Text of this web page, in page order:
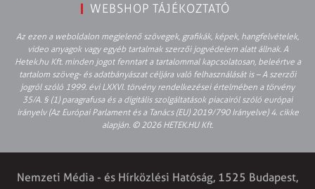
WEBSHOP TÁJÉKOZTATÓ
Az ezen a weboldalon megjelenő szövegek, grafikák, képek, hangfelvételek,
video anyagok vagy egyéb tartalmak szerzői jogvédelem alatt állnak. A
Hetek.hu Kft. minden jogot fenntart a tartalommal kapcsolatosan, beleértve a
tartalom szöveg- és adatbányászat céljára való felhasználását is – A szerzői
jogról szóló 1999. évi LXXVI. törvény rendelkezései értelmében a törvény
35/A. § (1) paragrafusa és a digitális szolgáltatások piacairól szóló európai
irányelv (Az Európai Parlament és a Tanács (EU) 2019/790 Irányelve) 4. cikke
alapján. © 2026 HETEK.HU Kft.
Nemzeti Média - és Hírközlési Hatóság, 1525 Budapest,